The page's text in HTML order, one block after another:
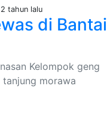
2 tahun lalu
di Bantai
Kelompok geng
morawa